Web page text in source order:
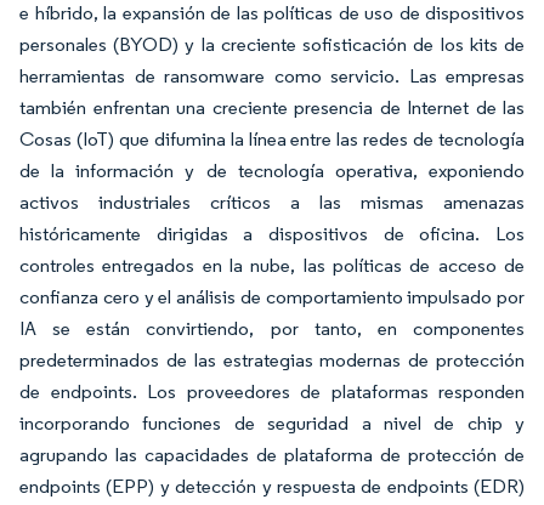
e híbrido, la expansión de las políticas de uso de dispositivos
personales (BYOD) y la creciente sofisticación de los kits de
herramientas de ransomware como servicio. Las empresas
también enfrentan una creciente presencia de Internet de las
Cosas (IoT) que difumina la línea entre las redes de tecnología
de la información y de tecnología operativa, exponiendo
activos industriales críticos a las mismas amenazas
históricamente dirigidas a dispositivos de oficina. Los
controles entregados en la nube, las políticas de acceso de
confianza cero y el análisis de comportamiento impulsado por
IA se están convirtiendo, por tanto, en componentes
predeterminados de las estrategias modernas de protección
de endpoints. Los proveedores de plataformas responden
incorporando funciones de seguridad a nivel de chip y
agrupando las capacidades de plataforma de protección de
endpoints (EPP) y detección y respuesta de endpoints (EDR)